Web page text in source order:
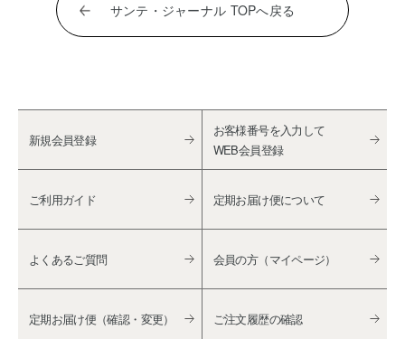
サンテ・ジャーナル TOPへ戻る
新規会員登録
お客様番号を入力して
WEB会員登録
ご利用ガイド 定期お届け便について
よくあるご質問 会員の方（マイページ）
定期お届け便（確認・変更） ご注文履歴の確認